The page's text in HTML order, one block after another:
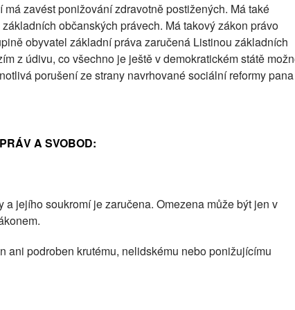
zavést ponižování zdravotně postižených. Má také
občanských právech. Má takový zákon právo
obyvatel základní práva zaručená Listinou základních
z údivu, co všechno je ještě v demokratickém státě
porušení ze strany navrhované sociální reformy pana
A SVOBOD:
a jejího soukromí je zaručena. Omezena může být jen v
ani podroben krutému, nelidskému nebo ponižujícímu